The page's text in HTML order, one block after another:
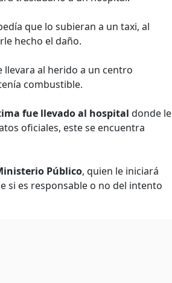
que lo subieran a un taxi, al
hecho el daño.
al herido a un centro
combustible.
fue llevado al hospital donde le
oficiales, este se encuentra
Público, quien le iniciará
si es responsable o no del intento